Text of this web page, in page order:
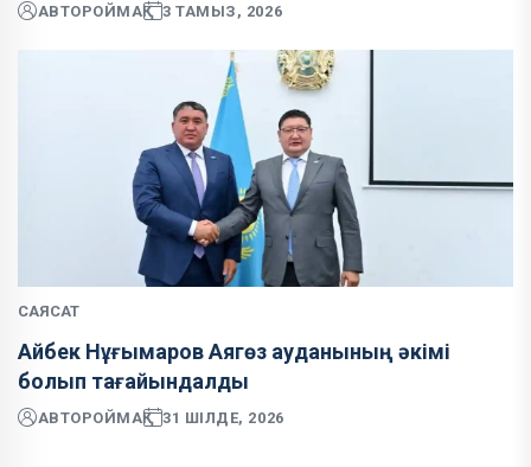
АВТОРОЙМАҚ 3 ТАМЫЗ, 2026
САЯСАТ
Айбек Нұғымаров Аягөз ауданының әкімі
болып тағайындалды
АВТОРОЙМАҚ 31 ШІЛДЕ, 2026